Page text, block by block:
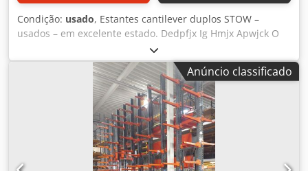
Condição: usado, Estantes cantilever duplos STOW –
usados – em excelente estado. Dedpfjx Ig Hmjx Apwjck O
estante cantilever de parede STOW é construído com
perfis de aço maciços (vigas em I) de alta resistência.
Equipado com 5 braços. A estante para cargas longas pode
ser expandida com módulos adicionais, adaptando-se às
necessidades dinâmicas do armazém. A oferta refere-se a
estantes cantilever simples STOW com 1 ou 2 módulos:
Código do produto: MPP001693 Altura: 750 cm
Profundidade: 267 cm Número de níveis: 0 + 5 Capacidade
de carga por braço: 1000 kg Altura do perfil I: IPE 270 mm
Anúncio classificado